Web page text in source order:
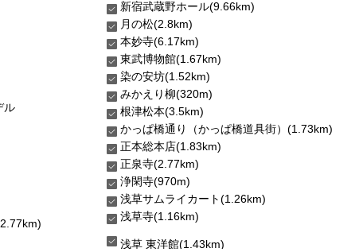
ル
新宿武蔵野ホール(9.66km)
月の松(2.8km)
本妙寺(6.17km)
東武博物館(1.67km)
染の安坊(1.52km)
みかえり柳(320m)
根津松本(3.5km)
かっぱ橋通り（かっぱ橋道具街）(1.73km)
正本総本店(1.83km)
正泉寺(2.77km)
浄閑寺(970m)
浅草サムライカート(1.26km)
浅草寺(1.16km)
浅草 東洋館(1.43km)